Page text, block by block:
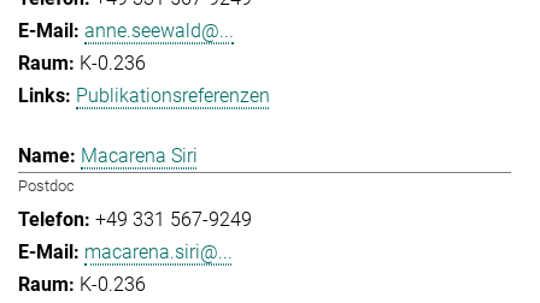
anne.seewald@...
K-0.236
Publikationsreferenzen
Macarena Siri
Postdoc
+49 331 567-9249
macarena.siri@...
K-0.236